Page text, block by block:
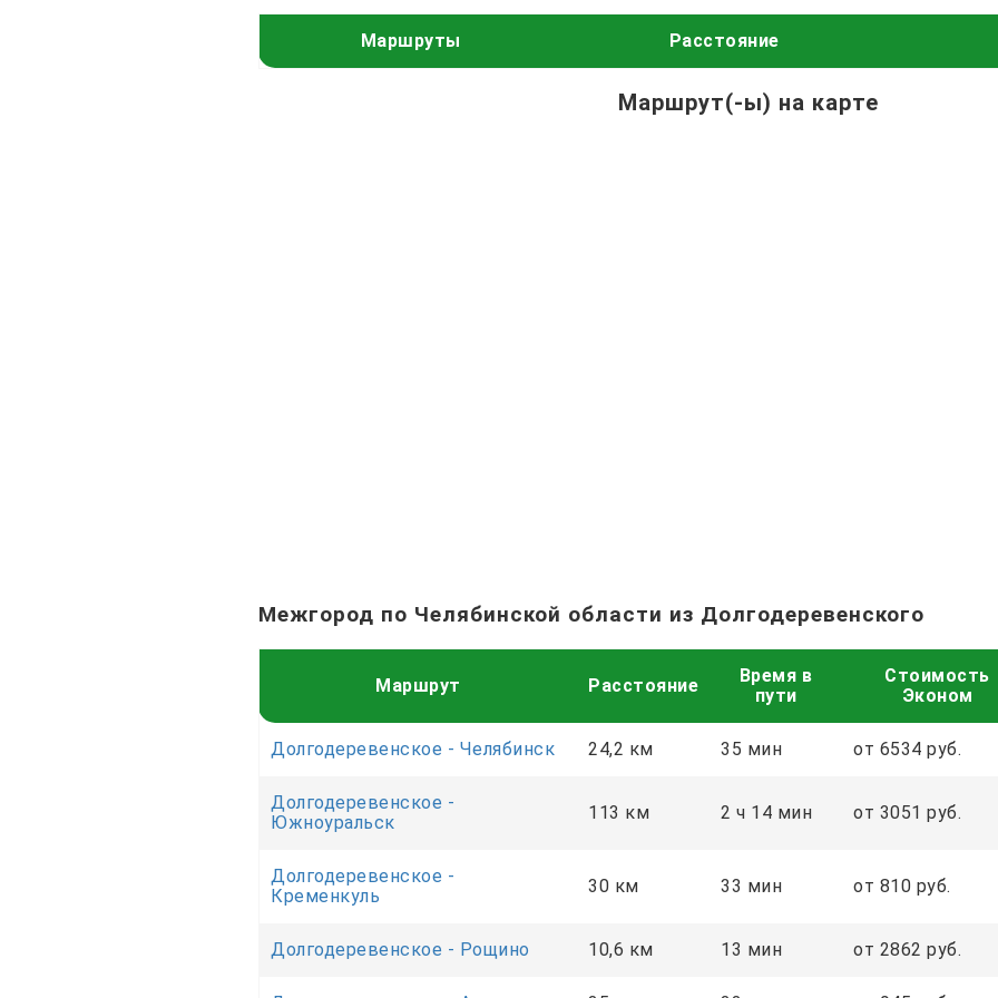
Маршруты Расстояние
Маршрут(-ы) на карте
Межгород по Челябинской области из Долгодеревенского
Маршрут Расстояние
Время в
пути
Стоимость
Эконом
Долгодеревенское - Челябинск 24,2 км 35 мин от 6534 руб.
Долгодеревенское -
Южноуральск
113 км 2 ч 14 мин от 3051 руб.
Долгодеревенское -
Кременкуль
30 км 33 мин от 810 руб.
Долгодеревенское - Рощино 10,6 км 13 мин от 2862 руб.